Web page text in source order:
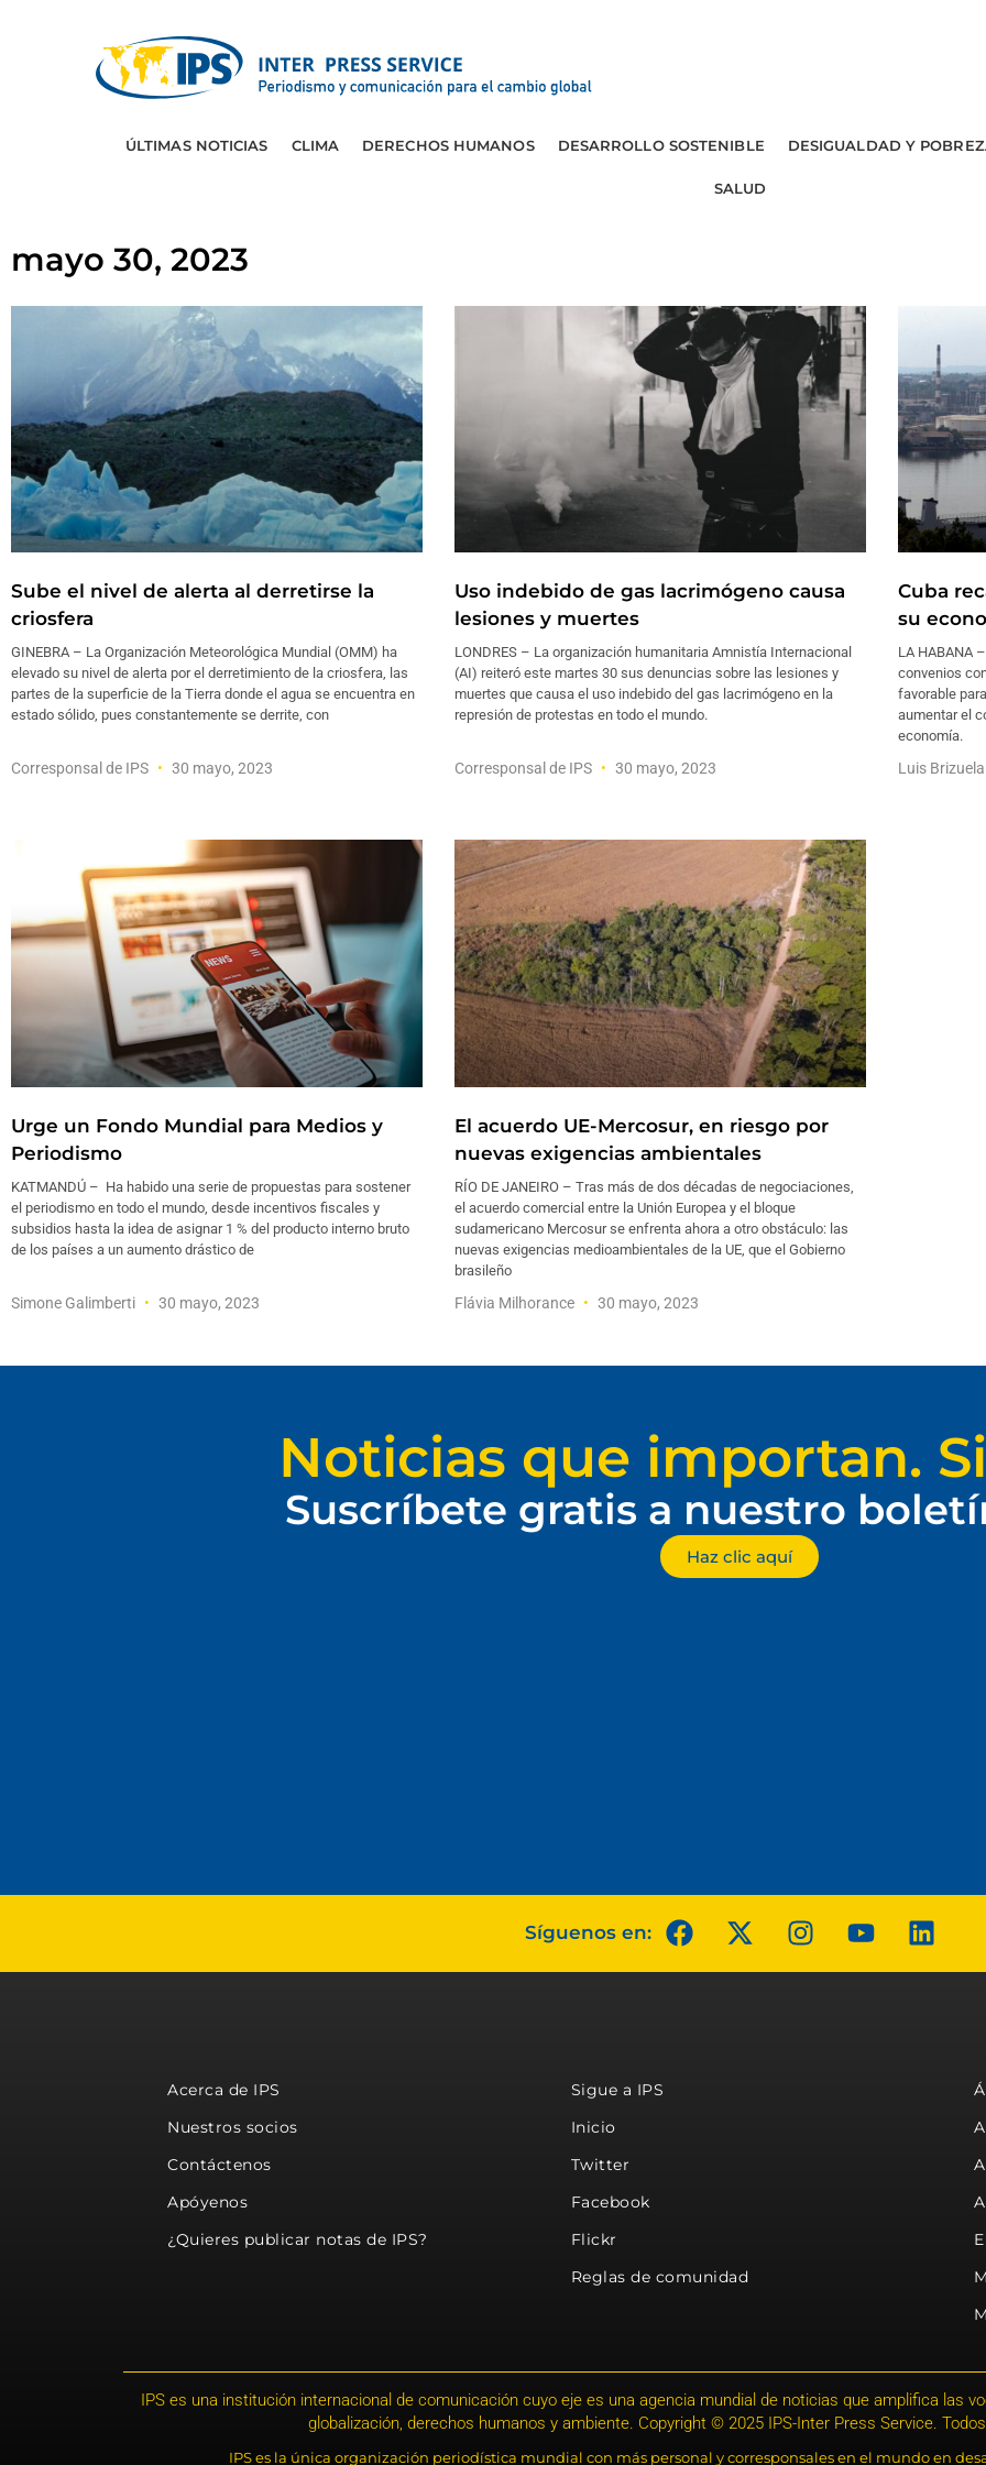
ÚLTIMAS NOTICIAS CLIMA DERECHOS HUMANOS DESARROLLO SOSTENIBLE DESIGUALDAD Y
SALUD
mayo 30, 2023
Sube el nivel de alerta al derretirse la
criosfera
GINEBRA – La Organización Meteorológica Mundial (OMM) ha
elevado su nivel de alerta por el derretimiento de la criosfera, las
partes de la superficie de la Tierra donde el agua se encuentra en
estado sólido, pues constantemente se derrite, con
Corresponsal de IPS 30 mayo, 2023
Uso indebido de gas lacrimógeno causa
lesiones y muertes
LONDRES – La organización humanitaria Amnistía Internacional
(AI) reiteró este martes 30 sus denuncias sobre las lesiones y
muertes que causa el uso indebido del gas lacrimógeno en la
represión de protestas en todo el mundo.
Corresponsal de IPS 30 mayo, 2023
Cuba
su
LA HABANA
convenios
favorable
aumentar el
economía.
Luis Brizuela
Urge un Fondo Mundial para Medios y
Periodismo
KATMANDÚ – Ha habido una serie de propuestas para sostener
el periodismo en todo el mundo, desde incentivos fiscales y
subsidios hasta la idea de asignar 1 % del producto interno bruto
de los países a un aumento drástico de
Simone Galimberti 30 mayo, 2023
El acuerdo UE-Mercosur, en riesgo por
nuevas exigencias ambientales
RÍO DE JANEIRO – Tras más de dos décadas de negociaciones,
el acuerdo comercial entre la Unión Europea y el bloque
sudamericano Mercosur se enfrenta ahora a otro obstáculo: las
nuevas exigencias medioambientales de la UE, que el Gobierno
brasileño
Flávia Milhorance 30 mayo, 2023
Noticias que importan.
Suscríbete gratis a nuestro
Haz clic aquí
Síguenos en:
Acerca de IPS
Nuestros socios
Contáctenos
Apóyenos
¿Quieres publicar notas de IPS?
Sigue a IPS
Inicio
Twitter
Facebook
Flickr
Reglas de comunidad
IPS es una institución internacional de comunicación cuyo eje es una agencia mundial de noticias que amplifica las
globalización, derechos humanos y ambiente. Copyright © 2025 IPS-Inter Press Service.
IPS es la única organización periodística mundial con más personal y corresponsales en el mundo en